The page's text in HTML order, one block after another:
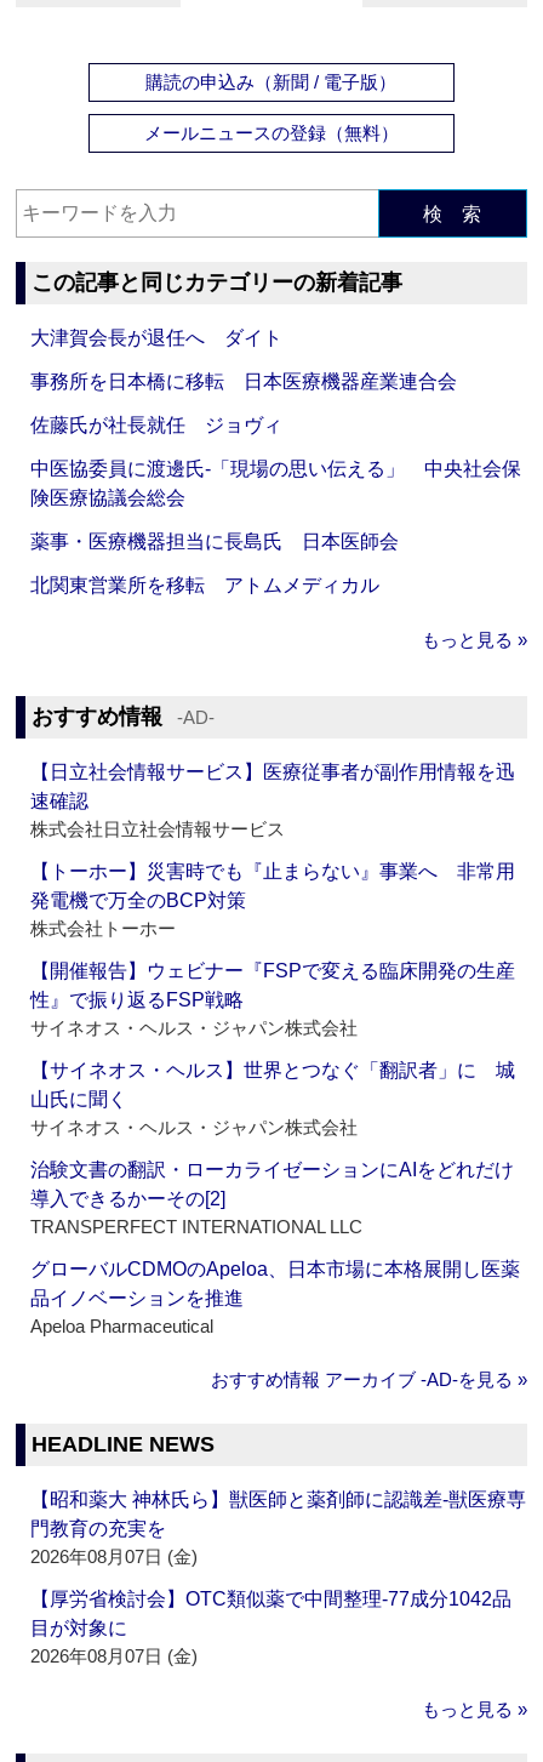
購読の申込み（新聞 / 電子版）
メールニュースの登録（無料）
検 索
この記事と同じカテゴリーの新着記事
大津賀会長が退任へ ダイト
事務所を日本橋に移転 日本医療機器産業連合会
佐藤氏が社長就任 ジョヴィ
中医協委員に渡邊氏‐「現場の思い伝える」 中央社会保
険医療協議会総会
薬事・医療機器担当に長島氏 日本医師会
北関東営業所を移転 アトムメディカル
もっと見る »
おすすめ情報 ‐AD‐
【日立社会情報サービス】医療従事者が副作用情報を迅
速確認
株式会社日立社会情報サービス
【トーホー】災害時でも『止まらない』事業へ 非常用
発電機で万全のBCP対策
株式会社トーホー
【開催報告】ウェビナー『FSPで変える臨床開発の生産
性』で振り返るFSP戦略
サイネオス・ヘルス・ジャパン株式会社
【サイネオス・ヘルス】世界とつなぐ「翻訳者」に 城
山氏に聞く
サイネオス・ヘルス・ジャパン株式会社
治験文書の翻訳・ローカライゼーションにAIをどれだけ
導入できるかーその[2]
TRANSPERFECT INTERNATIONAL LLC
グローバルCDMOのApeloa、日本市場に本格展開し医薬
品イノベーションを推進
Apeloa Pharmaceutical
おすすめ情報 アーカイブ ‐AD‐を見る »
HEADLINE NEWS
【昭和薬大 神林氏ら】獣医師と薬剤師に認識差‐獣医療専
門教育の充実を
2026年08月07日 (金)
【厚労省検討会】OTC類似薬で中間整理‐77成分1042品
目が対象に
2026年08月07日 (金)
もっと見る »